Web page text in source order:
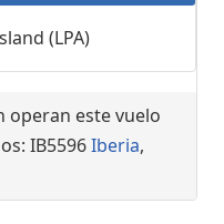
(LPA)
operan este vuelo
IB5596Iberia,